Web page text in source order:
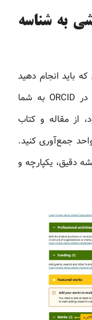
به شناسه
باید انجام دهید
در ORCID به شما
از مقاله و کتاب
جمع‌آوری کنید.
دقیق، یکپارچه و